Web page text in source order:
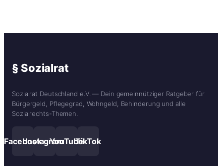
§ Sozialrat
Sozialrat Deutschland e.V. — Dein gemeinnütziger Ratgeber für
Bürgergeld, Pflegegrad, Wohngeld, Behinderung und alle
Sozialrechts-Themen.
FacebookInstagramYouTubeTikTok